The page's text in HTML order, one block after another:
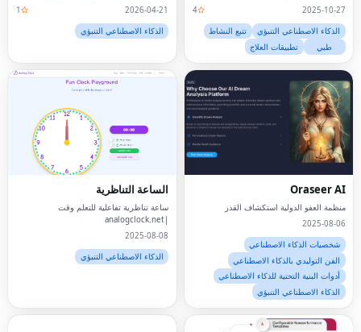
2025-10-27
4
الذكاء الاصطناعي التنبؤي
تتبع النشاط
طبي
تطبيقات العلاج
2026-04-21
1
الذكاء الاصطناعي التنبؤي
Oraseer AI
منظمة العفو الدولية استكشاف القدر
2025-08-06
شخصيات الذكاء الاصطناعي
الفن التوليدي بالذكاء الاصطناعي
أدوات البنية التحتية للذكاء الاصطناعي
الذكاء الاصطناعي التنبؤي
الساعة التناظرية
ساعة تناظرية تفاعلية للتعلم وقت
|analogclock.net
2025-08-08
الذكاء الاصطناعي التنبؤي